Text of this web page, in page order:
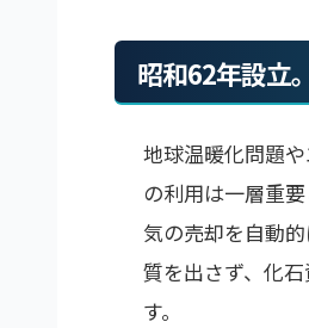
昭和62年設立
地球温暖化問題
の利用は一層重
気の売却を自動
質を出さず、化
す。